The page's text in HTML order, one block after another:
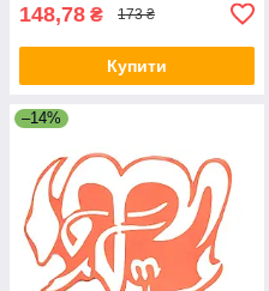
148,78 ₴ 173 ₴
Купити
–14%